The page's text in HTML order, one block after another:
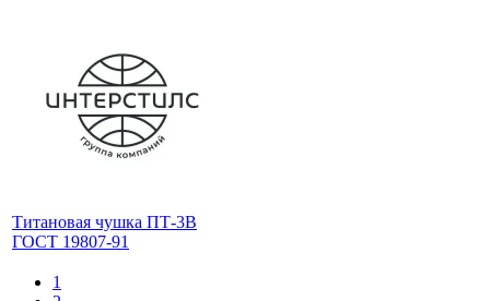
Титановая чушка ПТ-3В
ГОСТ 19807-91
1